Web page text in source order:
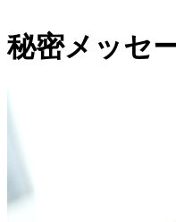
秘密メッセ